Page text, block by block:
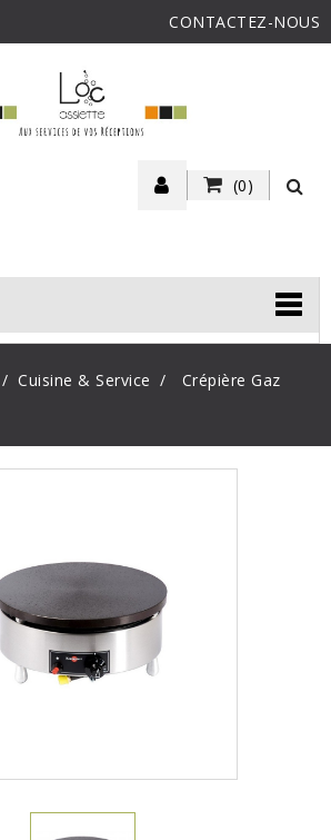
CONTACTEZ-NOUS
(0)
Cuisine & Service
Crépière Gaz